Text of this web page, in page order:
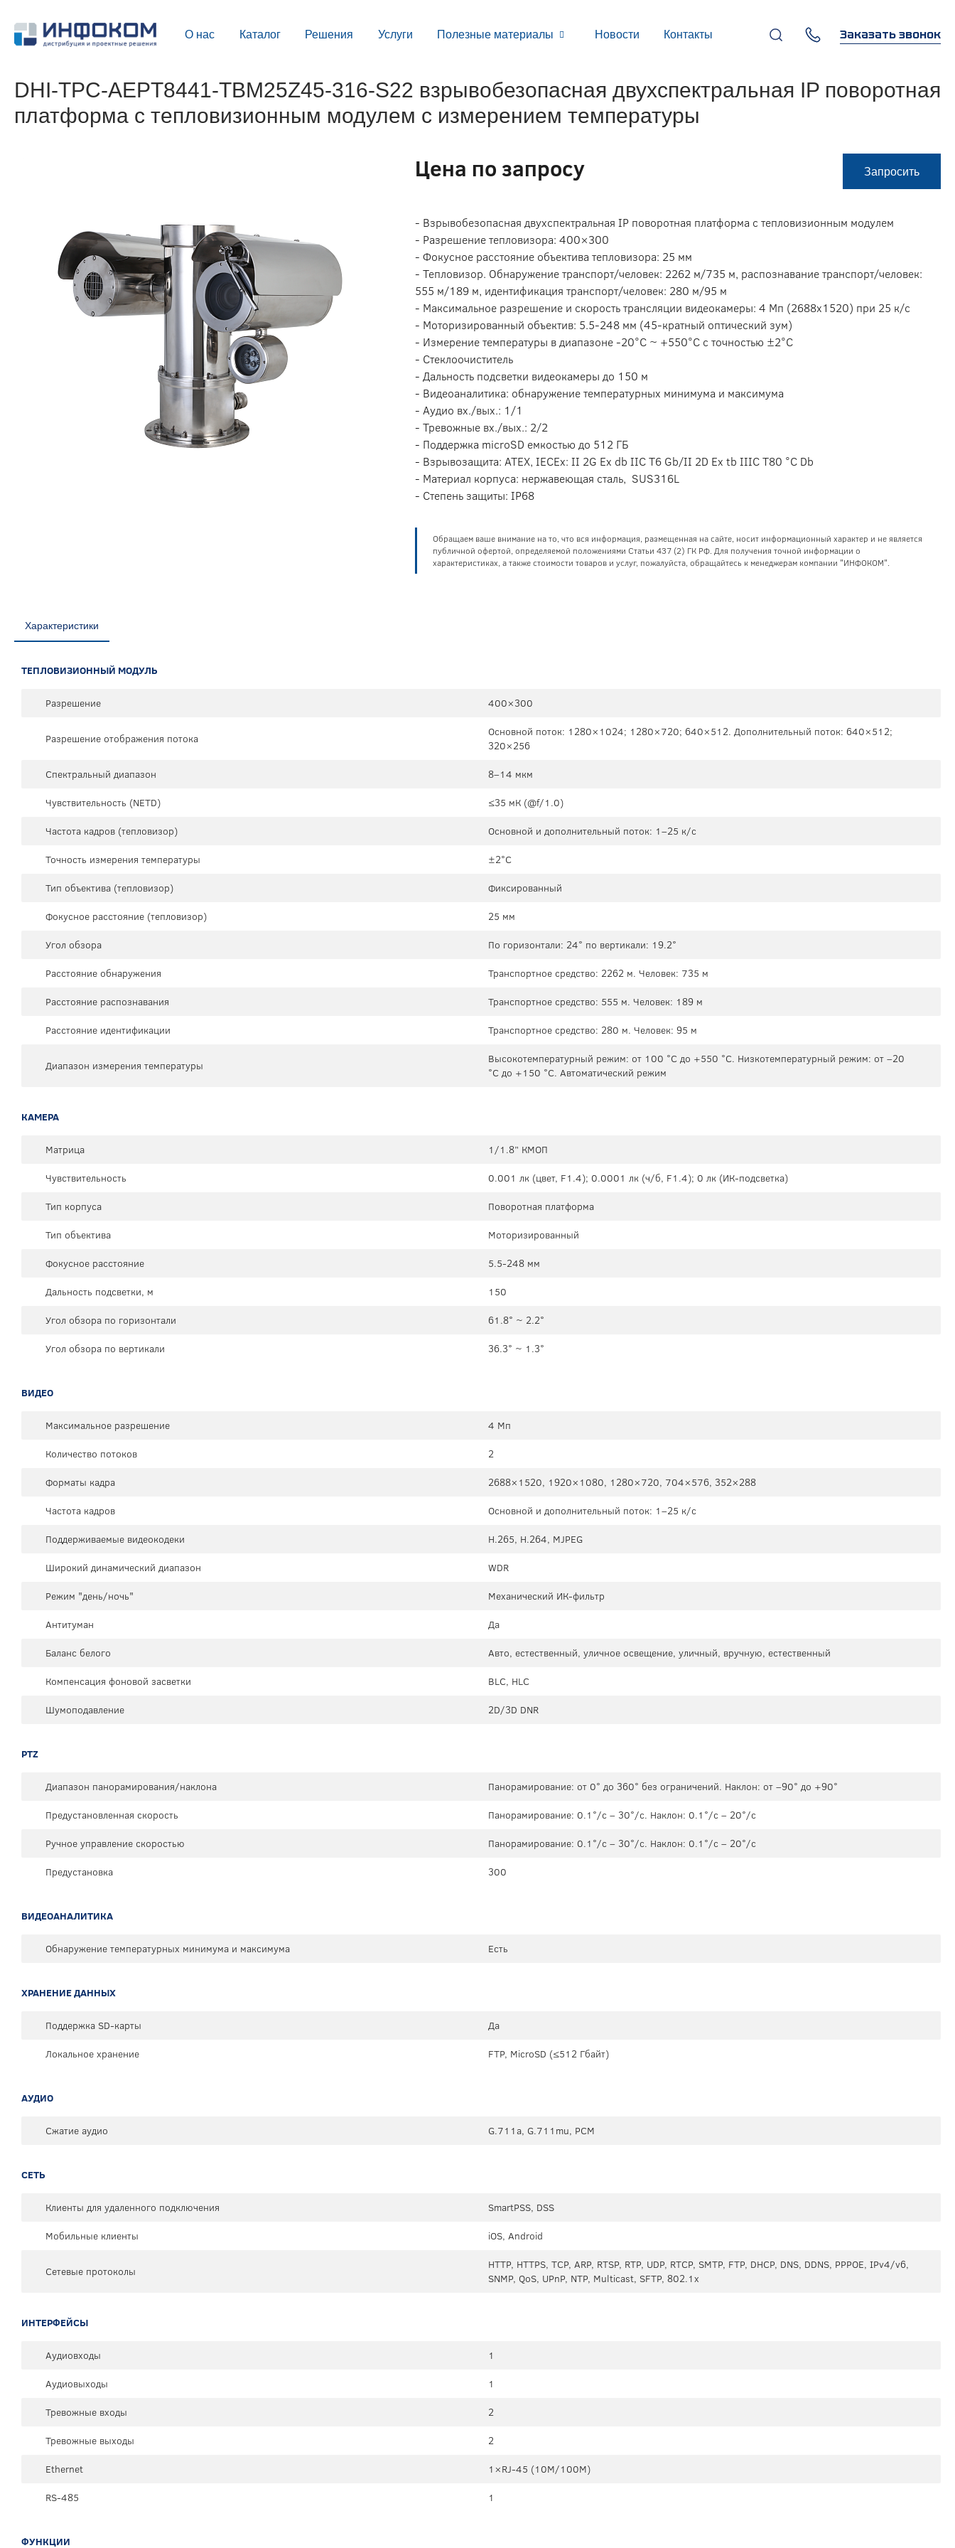
О нас Каталог Решения Услуги Полезные материалы Новости Контакты
г. Москва, 119270,
Лужнецкая наб., д. 6, стр. 1,
Заказать звонок
DHI-TPC-AEPT8441-TBM25Z45-316-S22 взрывобезопасная двухспектральная IP поворотная
платформа с тепловизионным модулем с измерением температуры
Цена по запросу Запросить
- Взрывобезопасная двухспектральная IP поворотная платформа с тепловизионным модулем
- Разрешение тепловизора: 400×300
- Фокусное расстояние объектива тепловизора: 25 мм
- Тепловизор. Обнаружение транспорт/человек: 2262 м/735 м, распознавание транспорт/человек:
555 м/189 м, идентификация транспорт/человек: 280 м/95 м
- Максимальное разрешение и скорость трансляции видеокамеры: 4 Мп (2688х1520) при 25 к/с
- Моторизированный объектив: 5.5-248 мм (45-кратный оптический зум)
- Измерение температуры в диапазоне -20°C ~ +550°C с точностью ±2°C
- Стеклоочиститель
- Дальность подсветки видеокамеры до 150 м
- Видеоаналитика: обнаружение температурных минимума и максимума
- Аудио вх./вых.: 1/1
- Тревожные вх./вых.: 2/2
- Поддержка microSD емкостью до 512 ГБ
- Взрывозащита: ATEX, IECEx: II 2G Ex db IIC T6 Gb/II 2D Ex tb IIIC T80 °C Db
- Материал корпуса: нержавеющая сталь, SUS316L
- Степень защиты: IP68
Обращаем ваше внимание на то, что вся информация, размещенная на сайте, носит информационный характер и не является
публичной офертой, определяемой положениями Статьи 437 (2) ГК РФ. Для получения точной информации о
характеристиках, а также стоимости товаров и услуг, пожалуйста, обращайтесь к менеджерам компании "ИНФОКОМ".
Характеристики
ТЕПЛОВИЗИОННЫЙ МОДУЛЬ
Разрешение 400×300
Разрешение отображения потока
Основной поток: 1280×1024; 1280×720; 640×512. Дополнительный поток: 640×512;
320×256
Спектральный диапазон
8–14 мкм
Чувствительность (NETD)
≤35 мК (@f/1.0)
Частота кадров (тепловизор)
Основной и дополнительный поток: 1–25 к/с
Точность измерения температуры
±2°C
Тип объектива (тепловизор)
Фиксированный
Фокусное расстояние (тепловизор)
25 мм
Угол обзора
По горизонтали: 24° по вертикали: 19.2°
Расстояние обнаружения
Транспортное средство: 2262 м. Человек: 735 м
Расстояние распознавания
Транспортное средство: 555 м. Человек: 189 м
Расстояние идентификации
Транспортное средство: 280 м. Человек: 95 м
Диапазон измерения температуры
Высокотемпературный режим: от 100 °C до +550 °C. Низкотемпературный режим: от –20
°C до +150 °C. Автоматический режим
КАМЕРА
Матрица
1/1.8” КМОП
Чувствительность
0.001 лк (цвет, F1.4); 0.0001 лк (ч/б, F1.4); 0 лк (ИК-подсветка)
Тип корпуса
Поворотная платформа
Тип объектива
Моторизированный
Фокусное расстояние
5.5-248 мм
Дальность подсветки, м
150
Угол обзора по горизонтали
61.8° ~ 2.2°
Угол обзора по вертикали
36.3° ~ 1.3°
ВИДЕО
Максимальное разрешение
4 Мп
Количество потоков
2
Форматы кадра
2688×1520, 1920×1080, 1280×720, 704×576, 352×288
Частота кадров
Основной и дополнительный поток: 1–25 к/с
Поддерживаемые видеокодеки
H.265, H.264, MJPEG
Широкий динамический диапазон
WDR
Режим "день/ночь"
Механический ИК-фильтр
Антитуман
Да
Баланс белого
Авто, естественный, уличное освещение, уличный, вручную, естественный
Компенсация фоновой засветки
BLC, HLC
Шумоподавление
2D/3D DNR
PTZ
Диапазон панорамирования/наклона
Панорамирование: от 0° до 360° без ограничений. Наклон: от –90° до +90°
Предустановленная скорость
Панорамирование: 0.1°/с – 30°/с. Наклон: 0.1°/с – 20°/с
Ручное управление скоростью
Панорамирование: 0.1°/с – 30°/с. Наклон: 0.1°/с – 20°/с
Предустановка
300
ВИДЕОАНАЛИТИКА
Обнаружение температурных минимума и максимума Есть
ХРАНЕНИЕ ДАННЫХ
Поддержка SD-карты
Да
Локальное хранение
FTP, MicroSD (≤512 Гбайт)
АУДИО
Сжатие аудио G.711a, G.711mu, PCM
СЕТЬ
Клиенты для удаленного подключения
SmartPSS, DSS
Мобильные клиенты
iOS, Android
Сетевые протоколы
HTTP, HTTPS, TCP, ARP, RTSP, RTP, UDP, RTCP, SMTP, FTP, DHCP, DNS, DDNS, PPPOE, IPv4/v6,
SNMP, QoS, UPnP, NTP, Multicast, SFTP, 802.1x
ИНТЕРФЕЙСЫ
Аудиовходы
1
Аудиовыходы
1
Тревожные входы
2
Тревожные выходы
2
Ethernet
1×RJ-45 (10М/100М)
RS-485
1
ФУНКЦИИ